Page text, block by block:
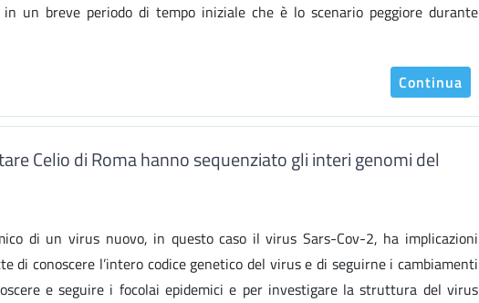
un breve periodo di tempo iniziale che è lo scenario peggiore durante
Continua
Celio di Roma hanno sequenziato gli interi genomi del
di un virus nuovo, in questo caso il virus Sars-Cov-2, ha implicazioni
di conoscere l’intero codice genetico del virus e di seguirne i cambiamenti
e seguire i focolai epidemici e per investigare la struttura del virus